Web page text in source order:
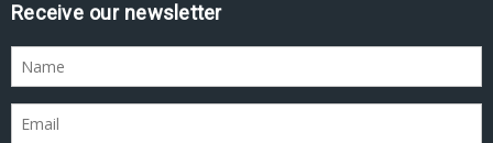
Receive our newsletter